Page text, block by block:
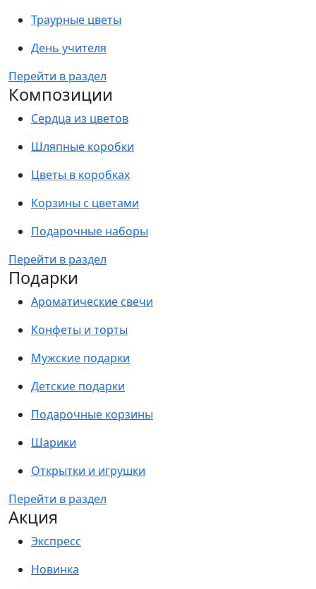
Траурные цветы
День учителя
Перейти в раздел
Композиции
Сердца из цветов
Шляпные коробки
Цветы в коробках
Корзины с цветами
Подарочные наборы
Перейти в раздел
Подарки
Ароматические свечи
Конфеты и торты
Мужские подарки
Детские подарки
Подарочные корзины
Шарики
Открытки и игрушки
Перейти в раздел
Акция
Экспресс
Новинка